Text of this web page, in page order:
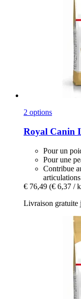
2 options
Royal Canin
Pour un
Pour une
Contribue
articulations
€ 76,49 (€ 6,37 /
Livraison gratuite